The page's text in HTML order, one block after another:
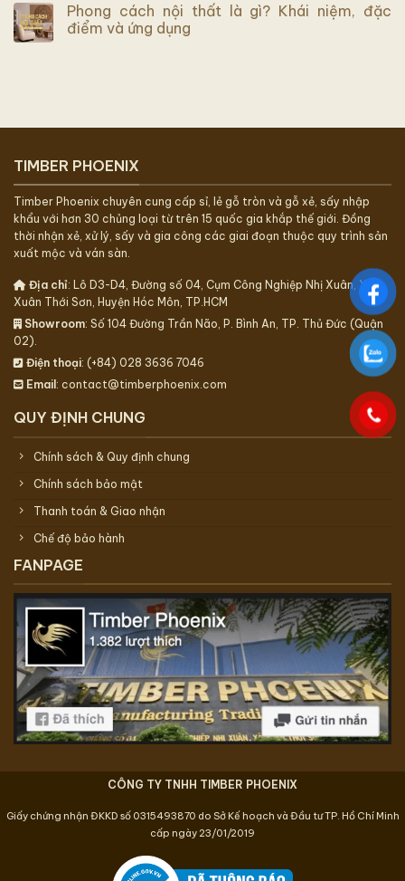
Phong cách nội thất là gì? Khái niệm, đặc
điểm và ứng dụng
TIMBER PHOENIX
Timber Phoenix chuyên cung cấp sỉ, lẻ gỗ tròn và gỗ xẻ, sấy nhập
khẩu với hơn 30 chủng loại từ trên 15 quốc gia khắp thế giới. Đồng
thời nhận xẻ, xử lý, sấy và gia công các giai đoạn thuộc quy trình sản
xuất mộc và ván sàn.
Địa chỉ: Lô D3-D4, Đường số 04, Cụm Công Nghiệp Nhị Xuân, Xã
Xuân Thới Sơn, Huyện Hóc Môn, TP.HCM
Showroom: Số 104 Đường Trần Não, P. Bình An, TP. Thủ Đức (Quận
02).
Điện thoại: (+84) 028 3636 7046
Email: contact@timberphoenix.com
QUY ĐỊNH CHUNG
Chính sách & Quy định chung
Chính sách bảo mật
Thanh toán & Giao nhận
Chế độ bảo hành
FANPAGE
CÔNG TY TNHH TIMBER PHOENIX
Giấy chứng nhận ĐKKD số 0315493870 do Sở Kế hoạch và Đầu tư TP. Hồ Chí Minh
cấp ngày 23/01/2019